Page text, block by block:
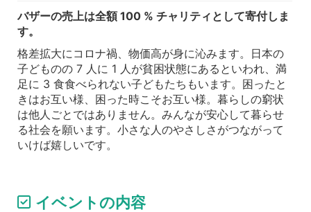
バザーの売上は全額 100 % チャリティとして寄付しま
す。
格差拡大にコロナ禍、物価高が身に沁みます。日本の
子どものの 7 人に 1 人が貧困状態にあるといわれ、満
足に 3 食食べられない子どもたちもいます。困ったと
きはお互い様、困った時こそお互い様。暮らしの窮状
は他人ごとではありません。みんなが安心して暮らせ
る社会を願います。小さな人のやさしさがつながって
いけば嬉しいです。
イベントの内容